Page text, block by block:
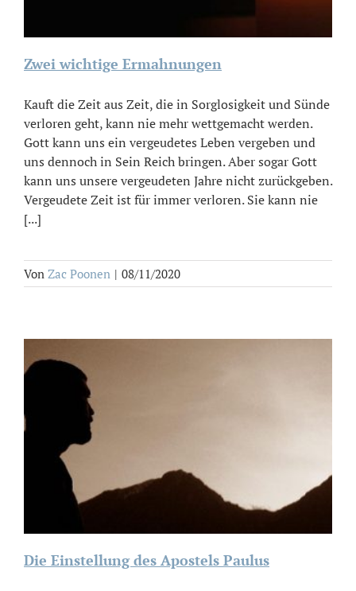
Zwei wichtige Ermahnungen
Kauft die Zeit aus Zeit, die in Sorglosigkeit und Sünde
verloren geht, kann nie mehr wettgemacht werden.
Gott kann uns ein vergeudetes Leben vergeben und
uns dennoch in Sein Reich bringen. Aber sogar Gott
kann uns unsere vergeudeten Jahre nicht zurückgeben.
Vergeudete Zeit ist für immer verloren. Sie kann nie
[...]
Von Zac Poonen | 08/11/2020
Die Einstellung des Apostels Paulus